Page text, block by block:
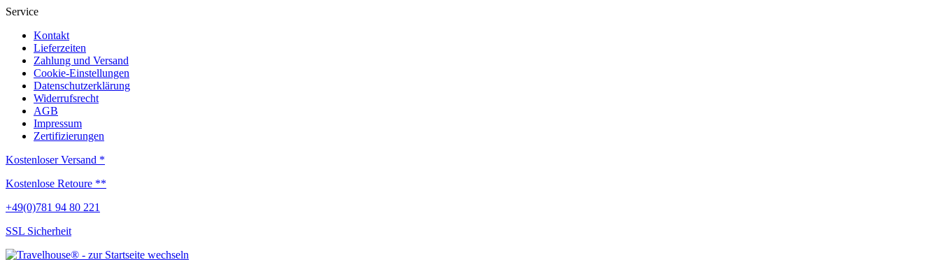
Service
Kontakt
Lieferzeiten
Zahlung und Versand
Cookie-Einstellungen
Datenschutzerklärung
Widerrufsrecht
AGB
Impressum
Zertifizierungen
Kostenloser Versand *
Kostenlose Retoure **
+49(0)781 94 80 221
SSL Sicherheit